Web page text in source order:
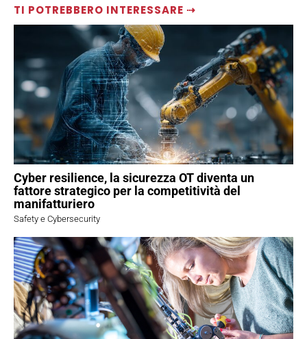
TI POTREBBERO INTERESSARE ⇢
Cyber resilience, la sicurezza OT diventa un
fattore strategico per la competitività del
manifatturiero
Safety e Cybersecurity